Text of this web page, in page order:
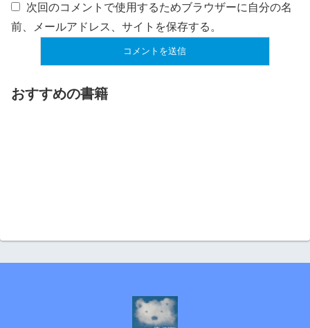
次回のコメントで使用するためブラウザーに自分の名
前、メールアドレス、サイトを保存する。
おすすめの書籍